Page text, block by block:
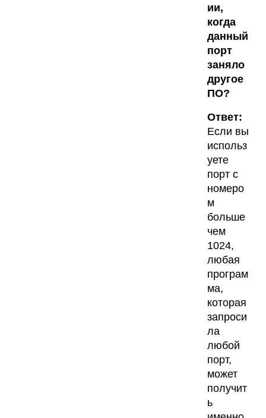
ии,
когда
данный
порт
заняло
другое
ПО?
Ответ:
Если вы
использ
уете
порт с
номеро
м
больше
чем
1024,
любая
програм
ма,
которая
запроси
ла
любой
порт,
может
получит
ь